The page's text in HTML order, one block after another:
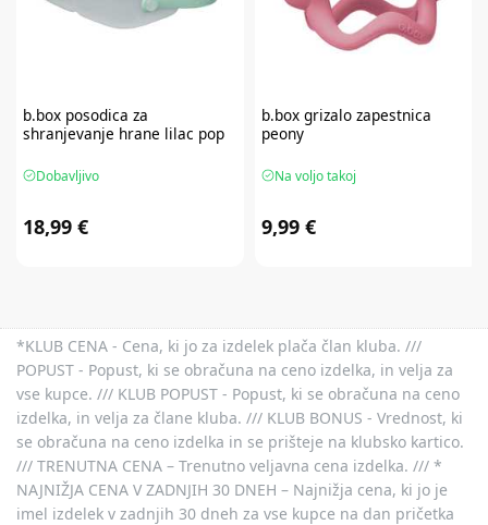
b.boxposodica za
shranjevanje hrane lilac pop
Dobavljivo
18,99 €
b.boxgrizalo zapestnica
peony
Na voljo takoj
9,99 €
*KLUB CENA - Cena, ki jo za izdelek plača član kluba. ///
POPUST - Popust, ki se obračuna na ceno izdelka, in velja za
vse kupce. /// KLUB POPUST - Popust, ki se obračuna na ceno
izdelka, in velja za člane kluba. /// KLUB BONUS - Vrednost, ki
se obračuna na ceno izdelka in se prišteje na klubsko kartico.
/// TRENUTNA CENA – Trenutno veljavna cena izdelka. /// *
NAJNIŽJA CENA V ZADNJIH 30 DNEH – Najnižja cena, ki jo je
imel izdelek v zadnjih 30 dneh za vse kupce na dan pričetka